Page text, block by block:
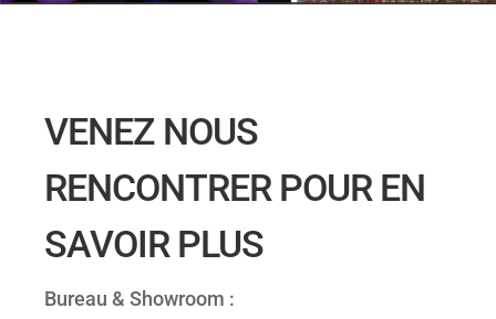
VENEZ NOUS
RENCONTRER POUR EN
SAVOIR PLUS
Bureau & Showroom :